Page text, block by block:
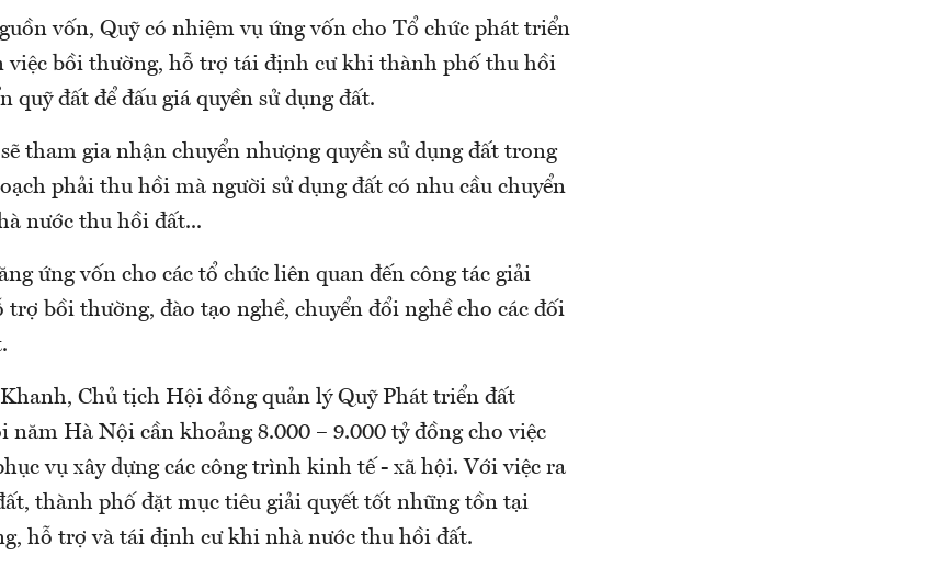
vốn, Quỹ có nhiệm vụ ứng vốn cho Tổ chức phát triển
việc bồi thường, hỗ trợ tái định cư khi thành phố thu hồi
quỹ đất để đấu giá quyền sử dụng đất.
tham gia nhận chuyển nhượng quyền sử dụng đất trong
phải thu hồi mà người sử dụng đất có nhu cầu chuyển
nước thu hồi đất...
ứng vốn cho các tổ chức liên quan đến công tác giải
trợ bồi thường, đào tạo nghề, chuyển đổi nghề cho các đối
Chủ tịch Hội đồng quản lý Quỹ Phát triển đất
Hà Nội cần khoảng 8.000 – 9.000 tỷ đồng cho việc
vụ xây dựng các công trình kinh tế - xã hội. Với việc ra
thành phố đặt mục tiêu giải quyết tốt những tồn tại
hỗ trợ và tái định cư khi nhà nước thu hồi đất.